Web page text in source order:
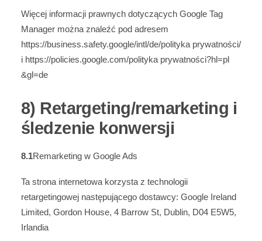
Więcej informacji prawnych dotyczących Google Tag
Manager można znaleźć pod adresem
https://business.safety.google/intl/de/polityka prywatności/
i https://policies.google.com/polityka prywatności?hl=pl
&gl=de
8) Retargeting/remarketing i
śledzenie konwersji
8.1Remarketing w Google Ads
Ta strona internetowa korzysta z technologii
retargetingowej następującego dostawcy: Google Ireland
Limited, Gordon House, 4 Barrow St, Dublin, D04 E5W5,
Irlandia